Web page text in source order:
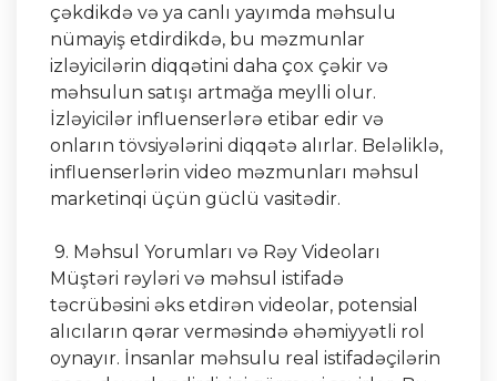
çəkdikdə və ya canlı yayımda məhsulu
nümayiş etdirdikdə, bu məzmunlar
izləyicilərin diqqətini daha çox çəkir və
məhsulun satışı artmağa meylli olur.
İzləyicilər influenserlərə etibar edir və
onların tövsiyələrini diqqətə alırlar. Beləliklə,
influenserlərin video məzmunları məhsul
marketinqi üçün güclü vasitədir.
9. Məhsul Yorumları və Rəy Videoları
Müştəri rəyləri və məhsul istifadə
təcrübəsini əks etdirən videolar, potensial
alıcıların qərar verməsində əhəmiyyətli rol
oynayır. İnsanlar məhsulu real istifadəçilərin